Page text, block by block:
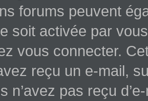
forums peuvent
soit activée par
vous connecter.
reçu un e-mail,
n’avez pas reçu